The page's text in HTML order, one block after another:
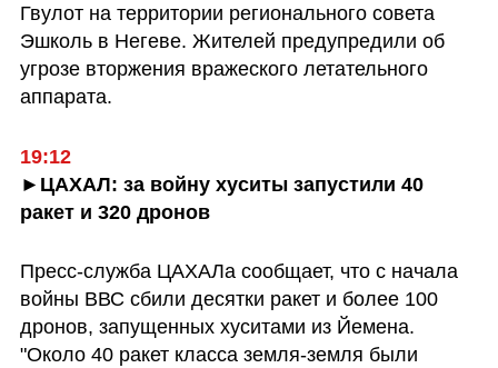
Гвулот на территории регионального совета
Эшколь в Негеве. Жителей предупредили об
угрозе вторжения вражеского летательного
аппарата.
19:12
►ЦАХАЛ: за войну хуситы запустили 40
ракет и 320 дронов
Пресс-служба ЦАХАЛа сообщает, что с начала
войны ВВС сбили десятки ракет и более 100
дронов, запущенных хуситами из Йемена.
"Около 40 ракет класса земля-земля были